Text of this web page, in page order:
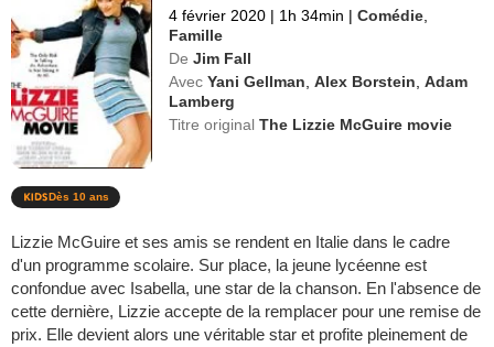
4 février 2020 | 1h 34min | Comédie
Famille
De Jim Fall
Avec Yani Gellman ,Alex Borstein ,Adam
Lamberg
Titre originalThe Lizzie McGuire movie
Dès 10 ans
Lizzie McGuire et ses amis se rendent en Italie dans le cadre
d'un programme scolaire. Sur place, la jeune lycéenne est
confondue avec Isabella, une star de la chanson. En l'absence de
cette dernière, Lizzie accepte de la remplacer pour une remise de
prix. Elle devient alors une véritable star et profite pleinement de